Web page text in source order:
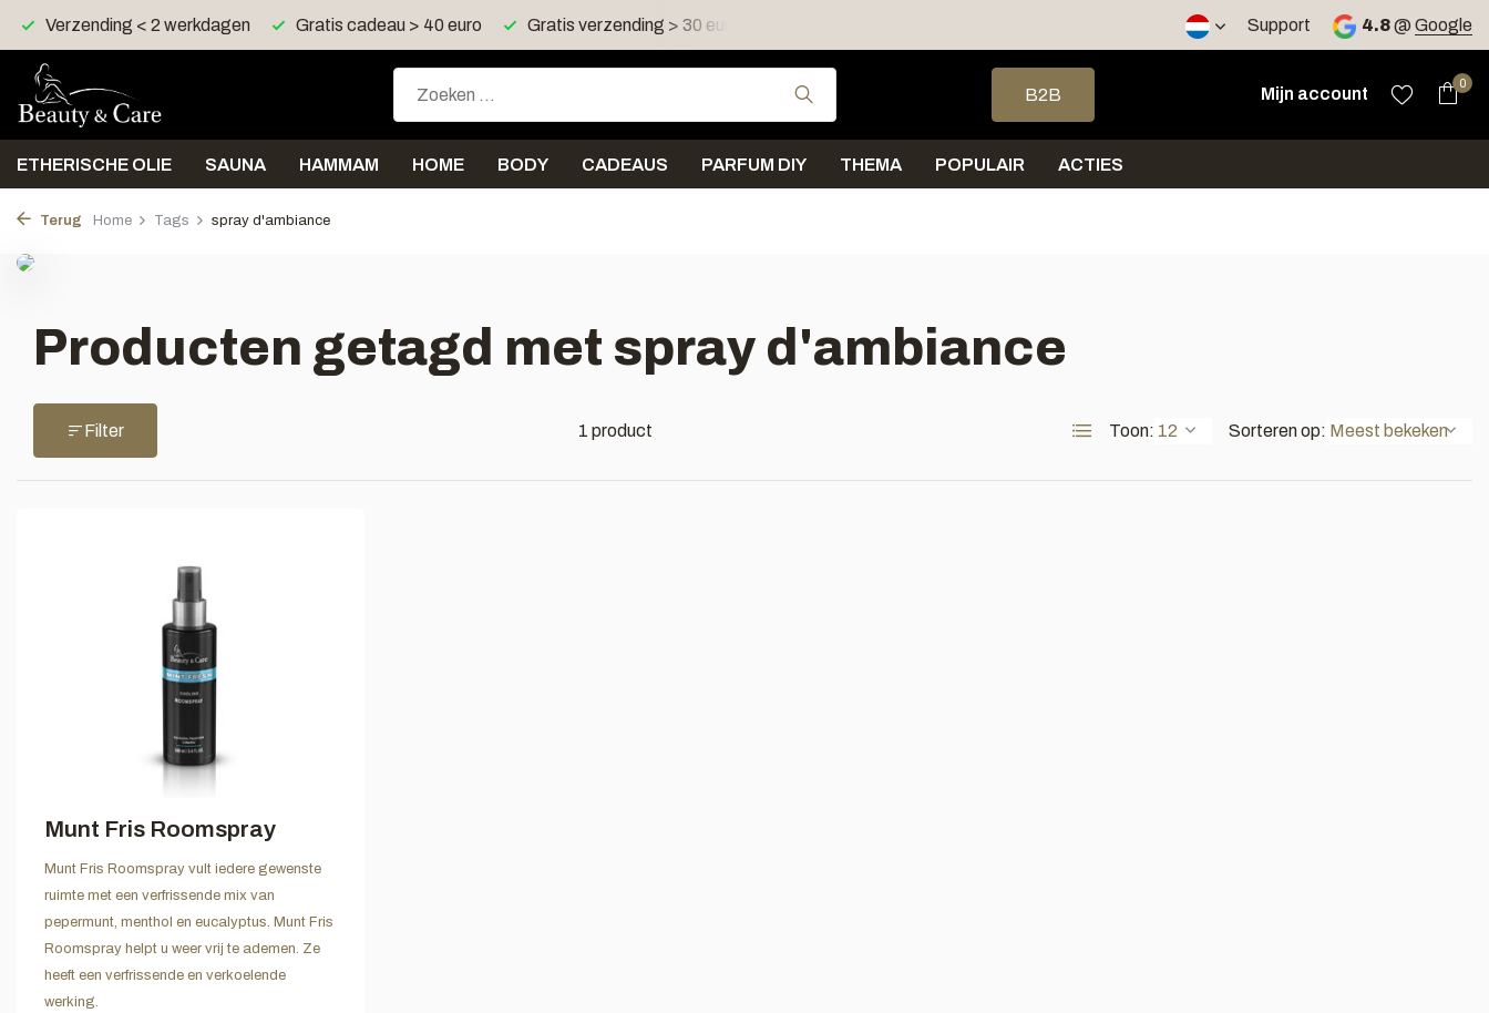
Verzending < 2 werkdagen Gratis cadeau > 40 euro Gratis verzending > 30 euro in NL en BE Support 4.8@ Google
Gebruik de pijltjes op en neer om een beschikbaar resultaat te selecteren. Druk
B2B
Mijn account
0
ETHERISCHE OLIE SAUNA HAMMAM HOME BODY CADEAUS PARFUM DIY THEMA POPULAIR ACTIES
Terug Home Tags spray d'ambiance
Producten getagd met spray d'ambiance
Filter 1 product Toon: Sorteren op:
Munt Fris Roomspray
Munt Fris Roomspray vult iedere gewenste
ruimte met een verfrissende mix van
pepermunt, menthol en eucalyptus. Munt Fris
Roomspray helpt u weer vrij te ademen. Ze
heeft een verfrissende en verkoelende
werking.